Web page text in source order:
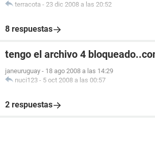
terracota - 23 dic 2008 a las 20:52
8 respuestas
tengo el archivo 4
janeuruguay - 18 ago 2008 a las 14:29
nuci123 - 5 oct 2008 a las 00:57
2 respuestas